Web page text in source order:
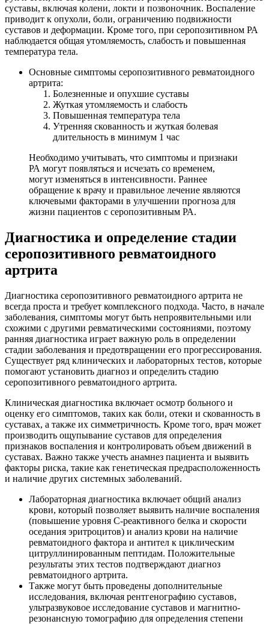
суставы, включая колени, локти и позвоночник. Воспаление
приводит к опухоли, боли, ограничению подвижности
суставов и деформации. Кроме того, при серопозитивном РА
наблюдается общая утомляемость, слабость и повышенная
температура тела.
Основные симптомы серопозитивного ревматоидного
артрита:
Болезненные и опухшие суставы
Жуткая утомляемость и слабость
Повышенная температура тела
Утренняя скованность и жуткая болевая
длительность в минимум 1 час
Необходимо учитывать, что симптомы и признаки
РА могут появляться и исчезать со временем,
могут изменяться в интенсивности. Раннее
обращение к врачу и правильное лечение являются
ключевыми факторами в улучшении прогноза для
жизни пациентов с серопозитивным РА.
Диагностика и определение стадии
серопозитивного ревматоидного
артрита
Диагностика серопозитивного ревматоидного артрита не
всегда проста и требует комплексного подхода. Часто, в начале
заболевания, симптомы могут быть непроявительными или
схожими с другими ревматическими состояниями, поэтому
ранняя диагностика играет важную роль в определении
стадии заболевания и предотвращении его прогрессирования.
Существует ряд клинических и лабораторных тестов, которые
помогают установить диагноз и определить стадию
серопозитивного ревматоидного артрита.
Клиническая диагностика включает осмотр больного и
оценку его симптомов, таких как боли, отеки и скованность в
суставах, а также их симметричность. Кроме того, врач может
производить ощупывание суставов для определения
признаков воспаления и контролировать объем движений в
суставах. Важно также учесть анамнез пациента и выявить
факторы риска, такие как генетическая предрасположенность
и наличие других системных заболеваний.
Лабораторная диагностика включает общий анализ
крови, который позволяет выявить наличие воспаления
(повышение уровня С-реактивного белка и скорости
оседания эритроцитов) и анализ крови на наличие
ревматоидного фактора и антител к циклическим
цитруллинированным пептидам. Положительные
результаты этих тестов подтверждают диагноз
ревматоидного артрита.
Также могут быть проведены дополнительные
исследования, включая рентгенографию суставов,
ультразвуковое исследование суставов и магнитно-
резонансную томографию для определения степени